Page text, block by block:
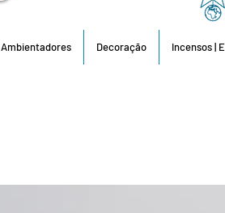
Ambientadores Decoração Incensos |